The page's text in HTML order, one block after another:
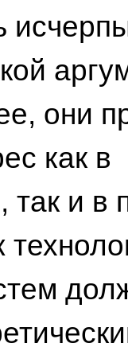
они
как в
так и в